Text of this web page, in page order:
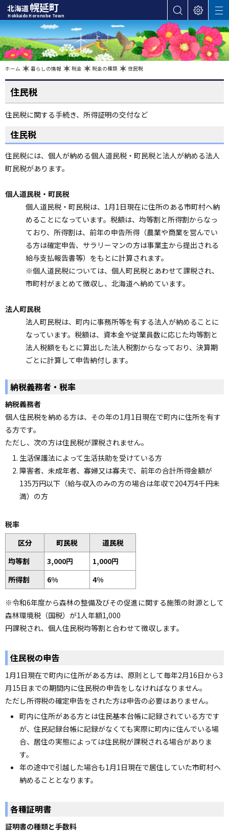
本
文
へ
カ
テ
ゴ
リ
・
メ
ュ
ー
へ
ビ
ゲ
ー
北海道幌延町
Hokkaido Horonobe Town
表
設
定
サ
イ
ト
内
検
索
M
E
N
U
在
置
ホーム 暮らしの情報 税金 税金の種類 住民税
住民税
住民税に関する手続き、所得証明の交付など
住民税
住民税には、個人が納める個人道民税・町民税と法人が納める法人
町民税があります。
個人道民税・町民税
個人道民税・町民税は、1月1日現在に住所のある市町村へ納
めることになっています。税額は、均等割と所得割からなっ
ており、所得割は、前年の申告所得（農業や商業を営んでい
る方は確定申告、サラリーマンの方は事業主から提出される
給与支払報告書等）をもとに計算されます。
※個人道民税については、個人町民税とあわせて課税され、
市町村がまとめて徴収し、北海道へ納めています。
法人町民税
法人町民税は、町内に事務所等を有する法人が納めることに
なっています。税額は、資本金や従業員数に応じた均等割と
法人税額をもとに算出した法人税割からなっており、決算期
ごとに計算して申告納付します。
納税義務者・税率
納税義務者
個人住民税を納める方は、その年の1月1日現在で町内に住所を有す
る方です。
ただし、次の方は住民税が課税されません。
生活保護法によって生活扶助を受けている方
障害者、未成年者、寡婦又は寡夫で、前年の合計所得金額が
135万円以下（給与収入のみの方の場合は年収で204万4千円未
満）の方
税率
区分
町民税
道民税
均等割
3,000円
1,000円
所得割
6% 4%
※令和6年度から森林の整備及びその促進に関する施策の財源として
森林環境税（国税）が1人年額1,000
円課税され、個人住民税均等割と合わせて徴収します。
住民税の申告
1月1日現在で町内に住所がある方は、原則として毎年2月16日から3
月15日までの期間内に住民税の申告をしなければなりません。
ただし所得税の確定申告をされた方は申告の必要はありません。
町内に住所がある方とは住民基本台帳に記録されている方です
が、住民記録台帳に記録がなくても実際に町内に住んでいる場
合、居住の実態によっては住民税が課税される場合がありま
す。
年の途中で引越した場合も1月1日現在で居住していた市町村へ
納めることとなります。
各種証明書
証明書の種類と手数料